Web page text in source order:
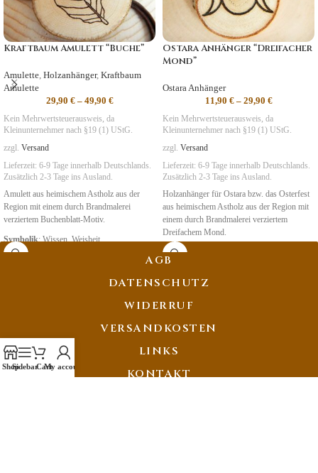
Kraftbaum Amulett “Buche”
Amulette, Holzanhänger, Kraftbaum
Amulette
29,90 €– 49,90 €
Kein Mehrwertsteuerausweis, da
Kleinunternehmer nach §19 (1) UStG.
zzgl. Versand
Lieferzeit: 6-9 Tage innerhalb Deutschlands.
Zusätzlich 2-3 Tage ins Ausland.
Amulett aus heimischem Astholz aus der
Region mit einem durch Brandmalerei
verziertem Buchenblatt-Motiv.
Symbolik: Wissen, Weisheit
Ostara Anhänger “Dreifacher
Mond”
Ostara Anhänger
11,90 €– 29,90 €
Kein Mehrwertsteuerausweis, da
Kleinunternehmer nach §19 (1) UStG.
zzgl. Versand
Lieferzeit: 6-9 Tage innerhalb Deutschlands.
Zusätzlich 2-3 Tage ins Ausland.
Holzanhänger für Ostara bzw. das Osterfest
aus heimischem Astholz aus der Region mit
einem durch Brandmalerei verziertem
Dreifachem Mond.
Symbolik
AGB
DATENSCHUTZ
WIDERRUF
VERSANDKOSTEN
LINKS
KONTAKT
ShopSidebarCartMy account